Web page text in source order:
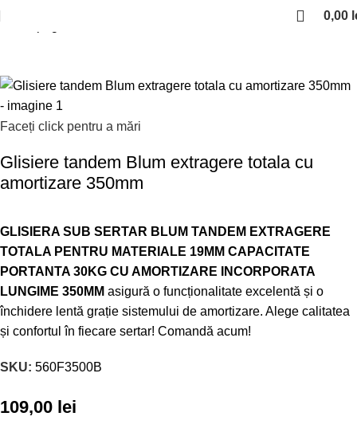
0,00
Faceți click pentru a mări
Glisiere tandem Blum extragere totala cu
amortizare 350mm
GLISIERA SUB SERTAR BLUM TANDEM EXTRAGERE
TOTALA PENTRU MATERIALE 19MM CAPACITATE
PORTANTA 30KG CU AMORTIZARE INCORPORATA
LUNGIME 350MM asigură o funcționalitate excelentă și o
închidere lentă grație sistemului de amortizare. Alege calitatea
și confortul în fiecare sertar! Comandă acum!
SKU: 560F3500B
109,00 lei